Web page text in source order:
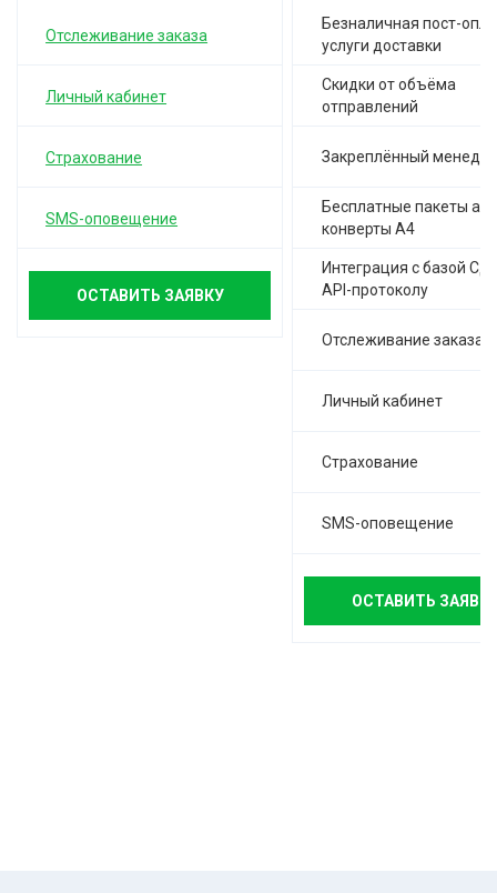
Отслеживание заказа
Личный кабинет
Страхование
SMS-оповещение
ОСТАВИТЬ ЗАЯВКУ
Безналичная пост-
услуги доставки
Скидки от объёма
отправлений
Закреплённый
Бесплатные пакеты а-
конверты А4
Интеграция с базой
API-протоколу
Отслеживание заказа
Личный кабинет
Страхование
SMS-оповещение
ОСТАВИТЬ